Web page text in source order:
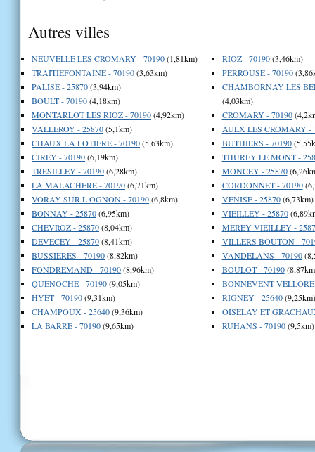
Autres villes
NEUVELLE LES CROMARY - 70190(1,81km)
TRAITIEFONTAINE - 70190(3,63km)
PALISE - 25870(3,94km)
BOULT - 70190(4,18km)
MONTARLOT LES RIOZ - 70190(4,92km)
VALLEROY - 25870(5,1km)
CHAUX LA LOTIERE - 70190(5,63km)
CIREY - 70190(6,19km)
TRESILLEY - 70190(6,28km)
LA MALACHERE - 70190(6,71km)
VORAY SUR L OGNON - 70190(6,8km)
BONNAY - 25870(6,95km)
CHEVROZ - 25870(8,04km)
DEVECEY - 25870(8,41km)
BUSSIERES - 70190(8,82km)
FONDREMAND - 70190(8,96km)
QUENOCHE - 70190(9,05km)
HYET - 70190(9,31km)
CHAMPOUX - 25640(9,36km)
LA BARRE - 70190(9,65km)
RIOZ - 70190(3,46km)
PERROUSE - 70190
CHAMBORNAY LES
(4,03km)
CROMARY - 70190
AULX LES CROMARY -
BUTHIERS - 70190
THUREY LE MONT -
MONCEY - 25870
CORDONNET - 70190
VENISE - 25870(6,73km)
VIEILLEY - 25870
MEREY VIEILLEY -
VILLERS BOUTON -
VANDELANS - 70190
BOULOT - 70190
BONNEVENT
RIGNEY - 25640(9,25km)
OISELAY ET
RUHANS - 70190(9,5km)